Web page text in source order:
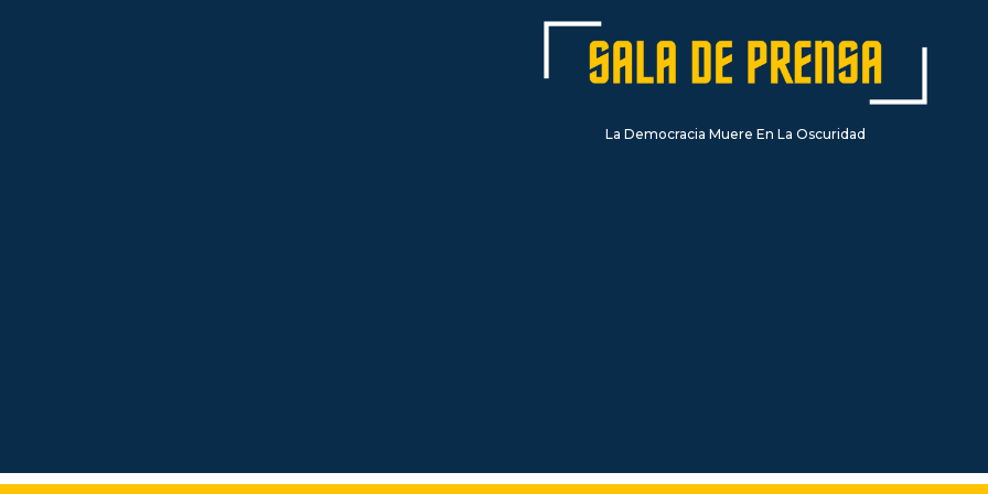
La Democracia Muere En La Oscuridad